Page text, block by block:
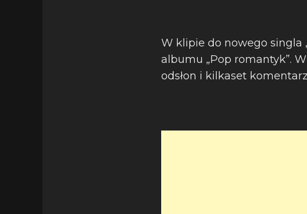
W klipie do nowego singla
albumu „Pop romantyk”.
odsłon i kilkaset